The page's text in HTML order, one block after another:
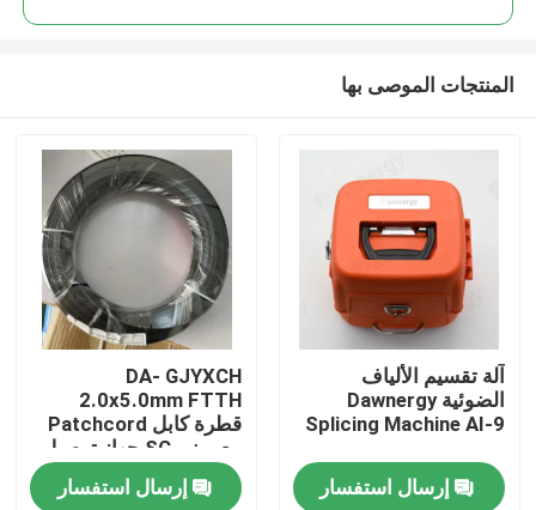
المنتجات الموصى بها
آلة تقسيم الألياف
الضوئية Dawnergy
Splicing Machine AI-9
إرسال استفسار
DA- GJYXCH
2.0x5.0mm FTTH
قطرة كابل Patchcord
مع ميني SC جهاز توصيل
مضاد للماء والمتصل من
خلال الأنابيبإرسال استفسار